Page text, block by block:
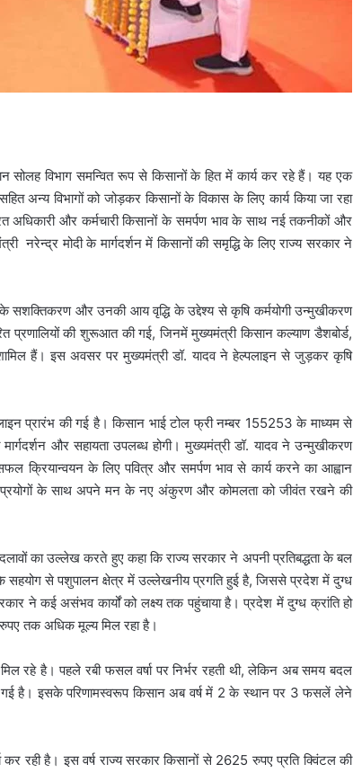
सोलह विभाग समन्वित रूप से किसानों के हित में कार्य कर रहे हैं। यह एक
अन्य विभागों को जोड़कर किसानों के विकास के लिए कार्य किया जा रहा
अधिकारी और कर्मचारी किसानों के समर्पण भाव के साथ नई तकनीकों और
नरेन्द्र मोदी के मार्गदर्शन में किसानों की समृद्धि के लिए राज्य सरकार ने
सशक्तिकरण और उनकी आय वृद्धि के उद्देश्य से कृषि कर्मयोगी उन्मुखीकरण
प्रणालियों की शुरूआत की गई, जिनमें मुख्यमंत्री किसान कल्याण डैशबोर्ड,
हैं। इस अवसर पर मुख्यमंत्री डॉ. यादव ने हेल्पलाइन से जुड़कर कृषि
प्रारंभ की गई है। किसान भाई टोल फ्री नम्बर 155253 के माध्यम से
और सहायता उपलब्ध होगी। मुख्यमंत्री डॉ. यादव ने उन्मुखीकरण
क्रियान्वयन के लिए पवित्र और समर्पण भाव से कार्य करने का आह्वान
प्रयोगों के साथ अपने मन के नए अंकुरण और कोमलता को जीवंत रखने की
का उल्लेख करते हुए कहा कि राज्य सरकार ने अपनी प्रतिबद्धता के बल
सहयोग से पशुपालन क्षेत्र में उल्लेखनीय प्रगति हुई है, जिससे प्रदेश में दुग्ध
ने कई असंभव कार्यों को लक्ष्य तक पहुंचाया है। प्रदेश में दुग्ध क्रांति हो
तक अधिक मूल्य मिल रहा है।
रहे है। पहले रबी फसल वर्षा पर निर्भर रहती थी, लेकिन अब समय बदल
है। इसके परिणामस्वरूप किसान अब वर्ष में 2 के स्थान पर 3 फसलें लेने
कर रही है। इस वर्ष राज्य सरकार किसानों से 2625 रुपए प्रति क्विंटल की